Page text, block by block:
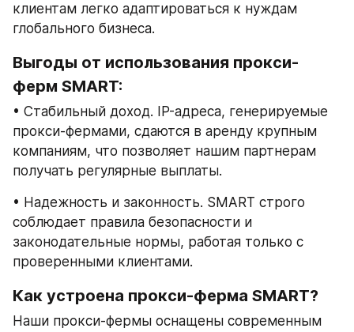
клиентам легко адаптироваться к нуждам
глобального бизнеса.
Выгоды от использования прокси-
ферм SMART:
• Стабильный доход. IP-адреса, генерируемые
прокси-фермами, сдаются в аренду крупным
компаниям, что позволяет нашим партнерам
получать регулярные выплаты.
• Надежность и законность. SMART строго
соблюдает правила безопасности и
законодательные нормы, работая только с
проверенными клиентами.
Как устроена прокси-ферма SMART?
Наши прокси-фермы оснащены современным